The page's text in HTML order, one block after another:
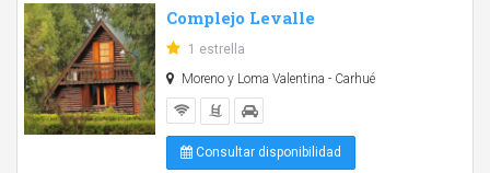
Complejo Levalle
1 estrella
Moreno y Loma Valentina - Carhué
Consultar disponibilidad